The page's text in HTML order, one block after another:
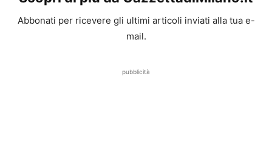
Abbonati per ricevere gli ultimi articoli inviati alla tua e-
mail.
pubblicità